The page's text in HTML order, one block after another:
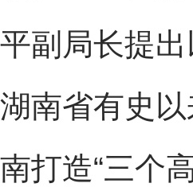
平副局长提
湖南省有史
南打造“三个